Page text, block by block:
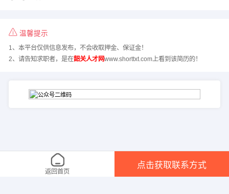
温馨提示
1、本平台仅供信息发布，不会收取押金、保证金！
2、请告知求职者，是在韶关人才网www.shorttxt.com上看到该简历的！
返回首页
点击获取联系方式